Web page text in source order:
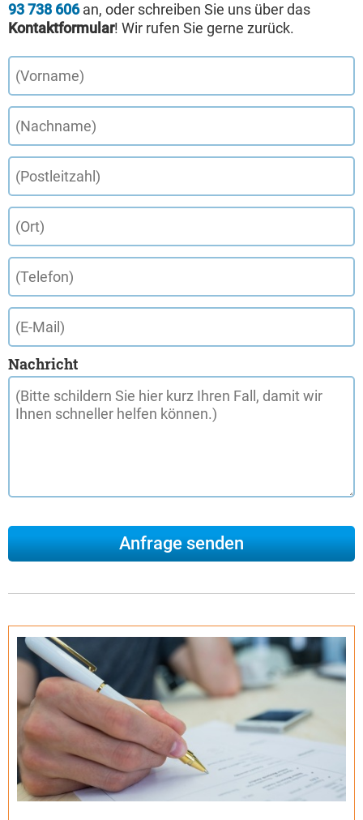
93 738 606an, oder schreiben Sie uns über das
Kontaktformular! Wir rufen Sie gerne zurück.
Nachricht